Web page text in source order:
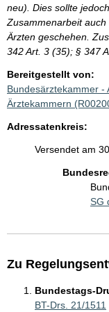
neu). Dies sollte
Zusammenarbeit
Ärzten geschehen.
342 Art. 3 (35); § 347
Bereitgestellt von:
Bundesärztekammer -
Ärztekammern
Adressatenkreis:
Versendet am
SG
Zu
Bundestags-
BT-Drs. 21/1511